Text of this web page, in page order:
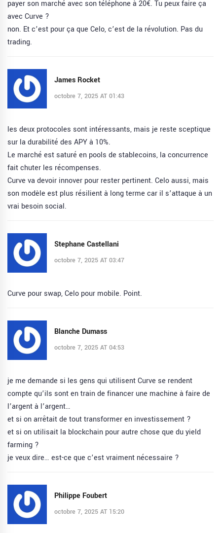
payer son marché avec son téléphone à 20€. Tu peux faire ça
avec Curve ?
non. Et c’est pour ça que Celo, c’est de la révolution. Pas du
trading.
James Rocket
octobre 7, 2025 AT 01:43
les deux protocoles sont intéressants, mais je reste sceptique
sur la durabilité des APY à 10%.
Le marché est saturé en pools de stablecoins, la concurrence
fait chuter les récompenses.
Curve va devoir innover pour rester pertinent. Celo aussi, mais
son modèle est plus résilient à long terme car il s’attaque à un
vrai besoin social.
Stephane Castellani
octobre 7, 2025 AT 03:47
Curve pour swap, Celo pour mobile. Point.
Blanche Dumass
octobre 7, 2025 AT 04:53
je me demande si les gens qui utilisent Curve se rendent
compte qu’ils sont en train de financer une machine à faire de
l’argent à l’argent…
et si on arrêtait de tout transformer en investissement ?
et si on utilisait la blockchain pour autre chose que du yield
farming ?
je veux dire… est-ce que c’est vraiment nécessaire ?
Philippe Foubert
octobre 7, 2025 AT 15:20